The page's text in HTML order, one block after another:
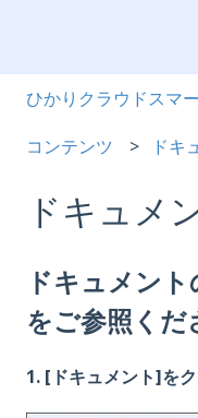
ひかりクラウドスマ
コンテンツ ドキ
ドキュメ
ドキュメン
をご参照くだ
1. [ドキュメント]を